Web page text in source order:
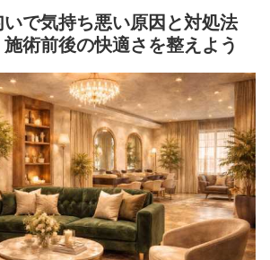
で気持ち悪い原因と対処法
術前後の快適さを整えよう